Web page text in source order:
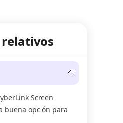
Screen
buena opción para